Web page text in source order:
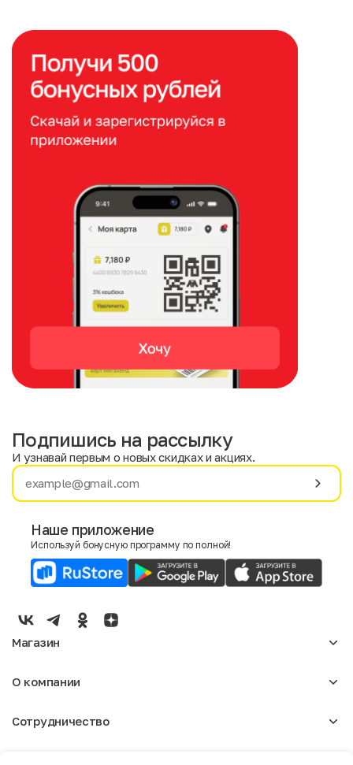
Имя
E-mail
Мужской
Женский
Подпишись на рассылку
И узнавай первым о новых скидках и акциях.
Наше приложение
Используй бонусную программу по полной!
Магазин
Мужское
О компании
Отзывы
Сотрудничество